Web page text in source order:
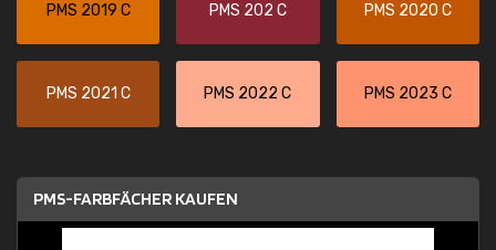
PMS 2019 C PMS 202 C PMS 2020 C
PMS 2021 C PMS 2022 C PMS 2023 C
PMS-FARBFÄCHER KAUFEN